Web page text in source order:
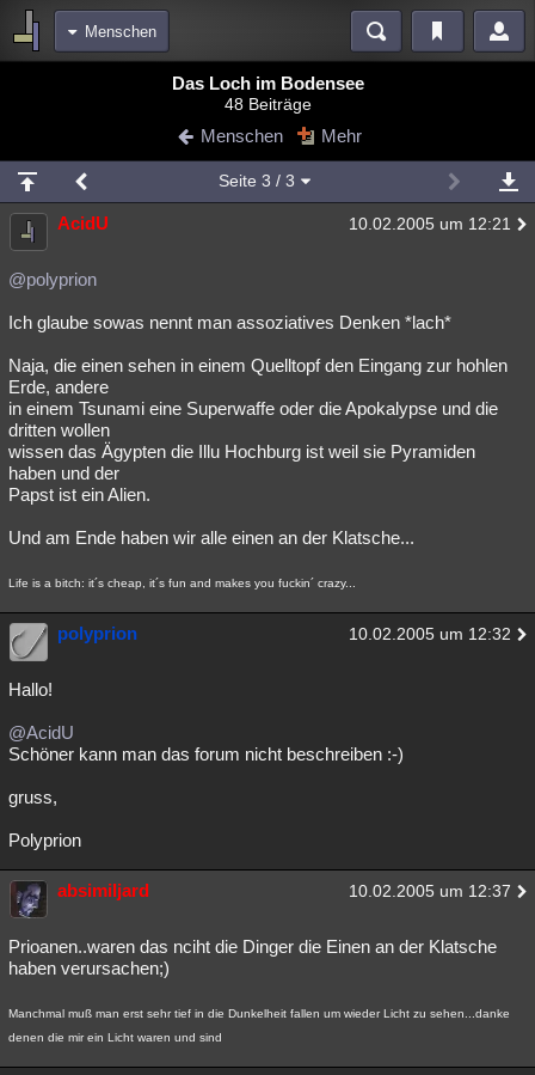
Menschen
Blogs
Chat Wiki Neuigkeiten
meine Rubriken
Menschen Mystery Kriminalfälle
Spiritualität
Natur Umfragen Unterhaltung
weitere Rubriken
Philosophie
Astronomie Helpdesk Gruppen Gaming Filme
Musik Clash
Lesenswert Schlüsselwörter
Das Loch im Bodensee
48 Beiträge
Menschen Mehr
Seite 3 / 3
AcidU 10.02.2005 um 12:21
@polyprion
Ich glaube sowas nennt man assoziatives Denken *lach*
Naja, die einen sehen in einem Quelltopf den Eingang zur hohlen
Erde, andere
in einem Tsunami eine Superwaffe oder die Apokalypse und die
dritten wollen
wissen das Ägypten die Illu Hochburg ist weil sie Pyramiden
haben und der
Papst ist ein Alien.
Und am Ende haben wir alle einen an der Klatsche...
Life is a bitch: it´s cheap, it´s fun and makes you fuckin´ crazy...
polyprion 10.02.2005 um 12:32
Hallo!
@AcidU
Schöner kann man das forum nicht beschreiben :-)
gruss,
Polyprion
absimiljard 10.02.2005 um 12:37
Prioanen..waren das nciht die Dinger die Einen an der Klatsche
haben verursachen;)
Manchmal muß man erst sehr tief in die Dunkelheit fallen um wieder Licht zu sehen...danke
denen die mir ein Licht waren und sind